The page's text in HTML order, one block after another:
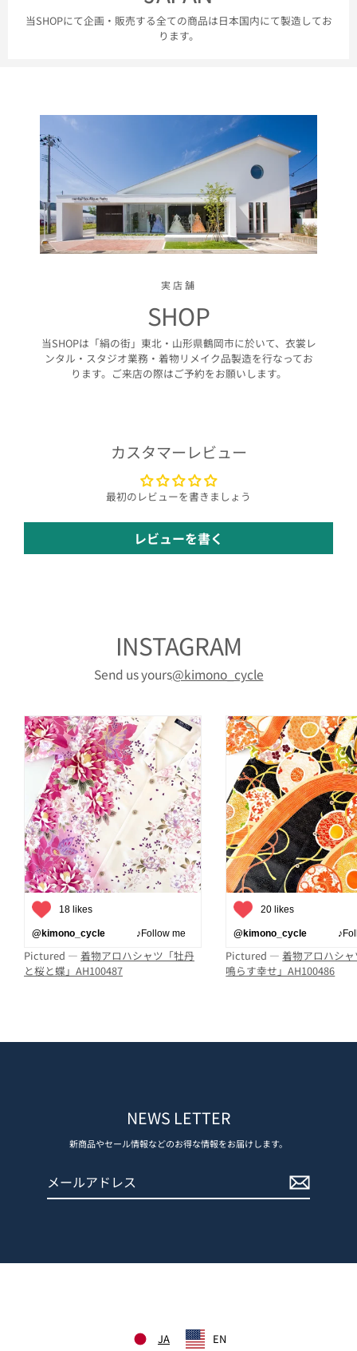
当SHOPにて企画・販売する全ての商品は日本国内にて製造してお
ります。
実店舗
SHOP
当SHOPは「絹の街」東北・山形県鶴岡市に於いて、衣裳レ
ンタル・スタジオ業務・着物リメイク品製造を行なってお
ります。ご来店の際はご予約をお願いします。
カスタマーレビュー
最初のレビューを書きましょう
レビューを書く
INSTAGRAM
Send us yours@kimono_cycle
18 likes
@kimono_cycle ♪Follow me
Pictured — 着物アロハシャツ「牡丹
と桜と蝶」AH100487
20 likes
@kimono_cycle
Pictured —着物アロハシ
鳴らす幸せ」AH100486
NEWS LETTER
新商品やセール情報などのお得な情報をお届けします。
JA EN